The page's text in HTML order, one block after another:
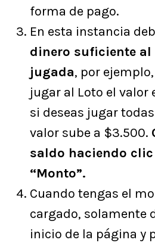
forma de pago.
En esta instancia
dinero suficiente al
jugada, por
jugar al Loto el valor
si deseas jugar
valor sube a $3.500.
saldo haciendo
“Monto”.
Cuando tengas el
cargado, solamente
inicio de la página y